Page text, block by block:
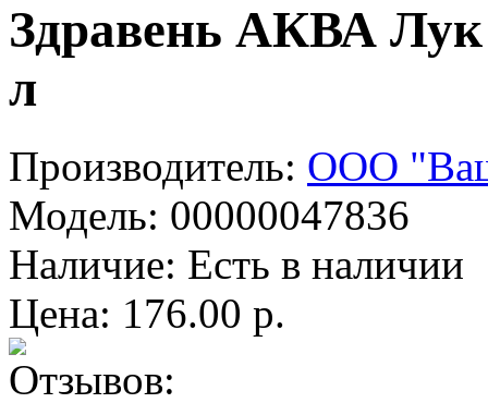
Здравень АКВА
л
Производитель: ООО
Модель: 00000047836
Наличие: Есть в наличии
Цена: 176.00 р.